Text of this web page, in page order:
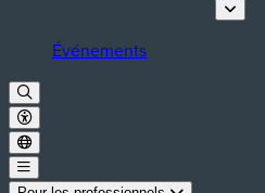
Événements